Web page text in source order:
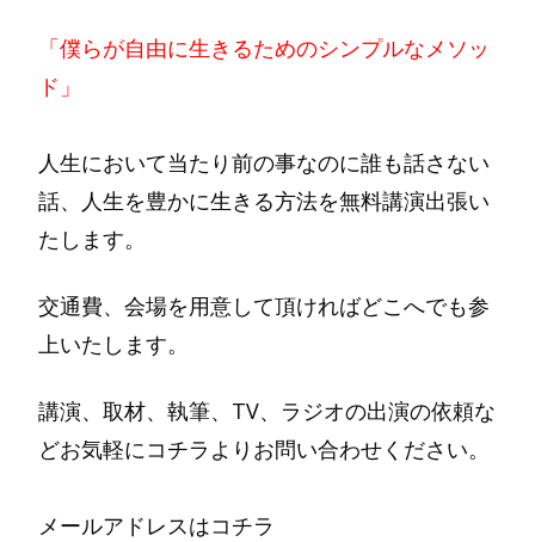
「僕らが自由に生きるためのシンプルなメソッ
ド」
人生において当たり前の事なのに誰も話さない
話、人生を豊かに生きる方法を無料講演出張い
たします。
交通費、会場を用意して頂ければどこへでも参
上いたします。
講演、取材、執筆、TV、ラジオの出演の依頼な
どお気軽にコチラよりお問い合わせください。
メールアドレスはコチラ